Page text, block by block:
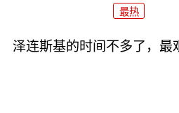
最热
泽连斯基的时间不多了，最